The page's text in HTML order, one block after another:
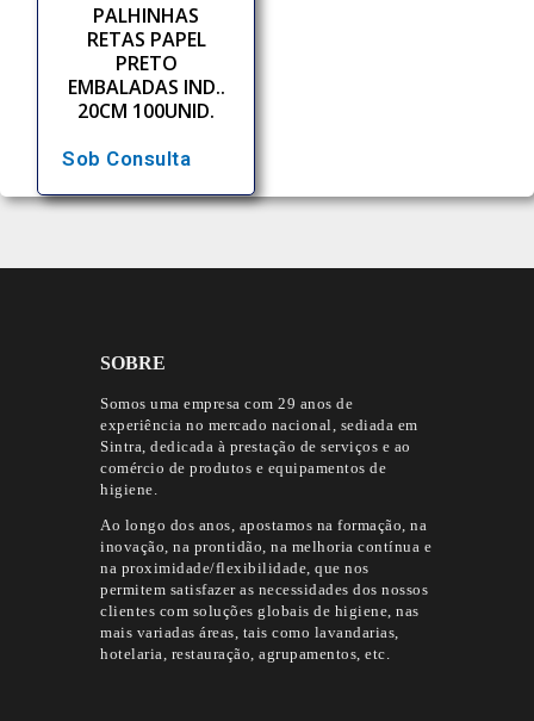
PALHINHAS
RETAS PAPEL
PRETO
EMBALADAS IND..
20CM 100UNID.
Sob Consulta
SOBRE
Somos uma empresa com 29 anos de
experiência no mercado nacional, sediada em
Sintra, dedicada à prestação de serviços e ao
comércio de produtos e equipamentos de
higiene.
Ao longo dos anos, apostamos na formação, na
inovação, na prontidão, na melhoria contínua e
na proximidade/flexibilidade, que nos
permitem satisfazer as necessidades dos nossos
clientes com soluções globais de higiene, nas
mais variadas áreas, tais como lavandarias,
hotelaria, restauração, agrupamentos, etc.